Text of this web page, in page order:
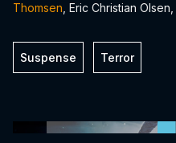
Thomsen , Eric Christian Olsen,
Suspense Terror